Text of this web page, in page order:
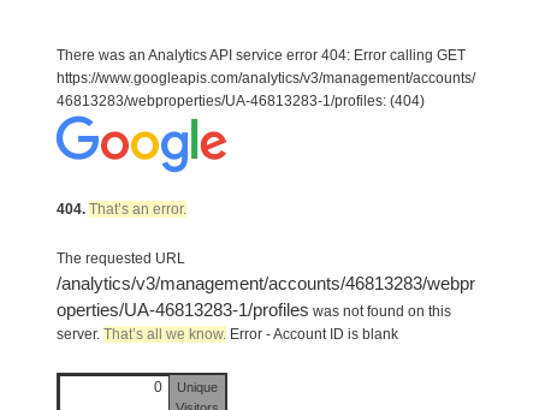
There was an Analytics API service error 404: Error calling GET
https://www.googleapis.com/analytics/v3/management/accounts/
46813283/webproperties/UA-46813283-1/profiles: (404)
404. That’s an error.
The requested URL
/analytics/v3/management/accounts/46813283/webpr
operties/UA-46813283-1/profiles was not found on this
server. That’s all we know.Error - Account ID is blank
0
Unique